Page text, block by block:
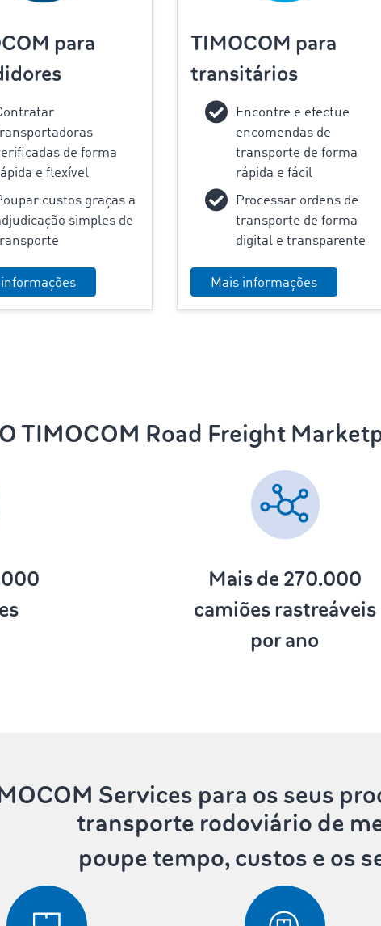
para
de forma
e flexível
custos graças a
simples de
informações
TIMOCOM para
transitários
Encontre e efectue
encomendas de
transporte de forma
rápida e fácil
Processar ordens de
transporte de forma
digital e transparente
Mais informações
O TIMOCOM Road Freight
Mais de 270.000
camiões rastreáveis
por ano
Services para os seus
transporte rodoviário de
poupe tempo, custos e os